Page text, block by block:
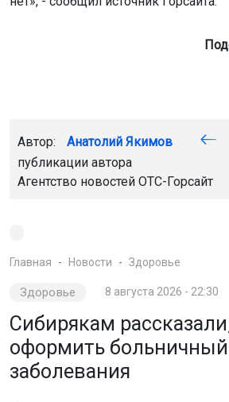
Автор: Анатолий Якимов
публикации автора
Агентство новостей ОТС-Горсайт
Главная Новости Здоровье
Здоровье 8 августа 2026 - 22:30
Сибирякам
оформить больничный
заболевания